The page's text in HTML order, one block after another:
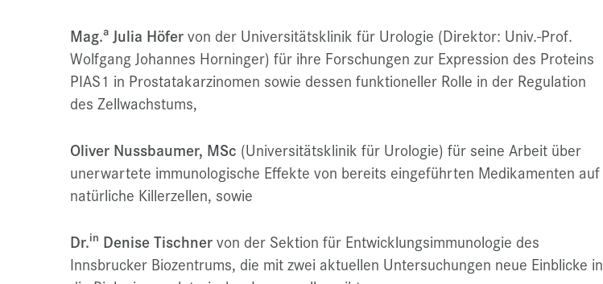
Mag.a Julia Höfervon der Universitätsklinik für Urologie (Direktor: Univ.-Prof.
Wolfgang Johannes Horninger) für ihre Forschungen zur Expression des Proteins
PIAS1 in Prostatakarzinomen sowie dessen funktioneller Rolle in der Regulation
des Zellwachstums,
Oliver Nussbaumer, MSc (Universitätsklinik für Urologie) für seine Arbeit über
unerwartete immunologische Effekte von bereits eingeführten Medikamenten auf
natürliche Killerzellen, sowie
Dr.in Denise Tischnervon der Sektion für Entwicklungsimmunologie des
Innsbrucker Biozentrums, die mit zwei aktuellen Untersuchungen neue Einblicke in